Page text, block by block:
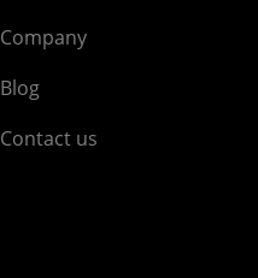
Company
Blog
Contact us